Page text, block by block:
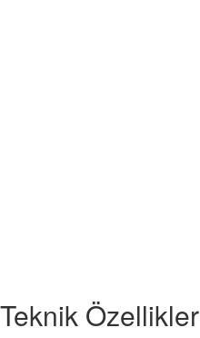
Teknik Özellikler